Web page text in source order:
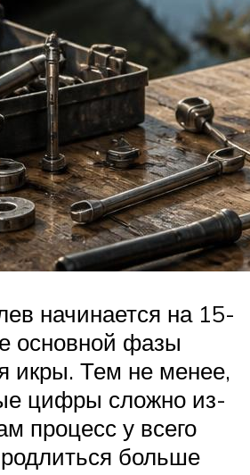
начинается на 15-
основной фазы
икры. Тем не менее,
цифры сложно из-
процесс у всего
больше